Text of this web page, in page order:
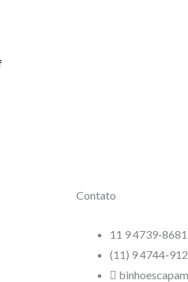
Contato
11 9 4739-8681
(11) 9 4744-